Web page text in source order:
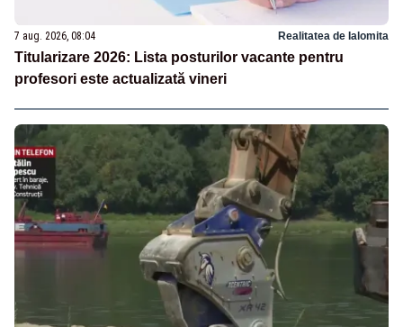
7 aug. 2026, 08:04 Realitatea de Ialomita
Titularizare 2026: Lista posturilor vacante pentru
profesori este actualizată vineri